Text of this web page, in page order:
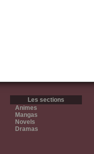
Les sections
Animes
Mangas
Novels
Dramas